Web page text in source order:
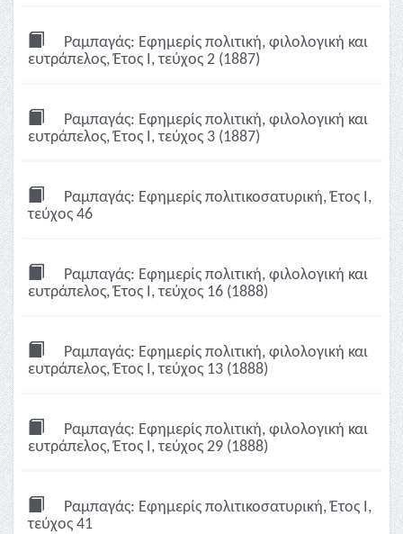
Ραμπαγάς: Εφημερίς πολιτική, φιλολογική και
ευτράπελος, Έτος Ι, τεύχος 2 (1887)
Ραμπαγάς: Εφημερίς πολιτική, φιλολογική και
ευτράπελος, Έτος Ι, τεύχος 3 (1887)
Ραμπαγάς: Εφημερίς πολιτικοσατυρική, Έτος Ι,
τεύχος 46
Ραμπαγάς: Εφημερίς πολιτική, φιλολογική και
ευτράπελος, Έτος Ι, τεύχος 16 (1888)
Ραμπαγάς: Εφημερίς πολιτική, φιλολογική και
ευτράπελος, Έτος Ι, τεύχος 13 (1888)
Ραμπαγάς: Εφημερίς πολιτική, φιλολογική και
ευτράπελος, Έτος Ι, τεύχος 29 (1888)
Ραμπαγάς: Εφημερίς πολιτικοσατυρική, Έτος Ι,
τεύχος 41